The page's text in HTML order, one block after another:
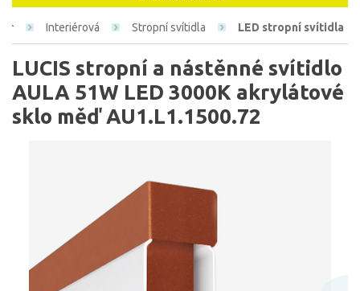
Interiérová Stropní svítidla LED stropní svítidla
LUCIS stropní a nástěnné svítidlo
AULA 51W LED 3000K akrylátové
sklo měď AU1.L1.1500.72